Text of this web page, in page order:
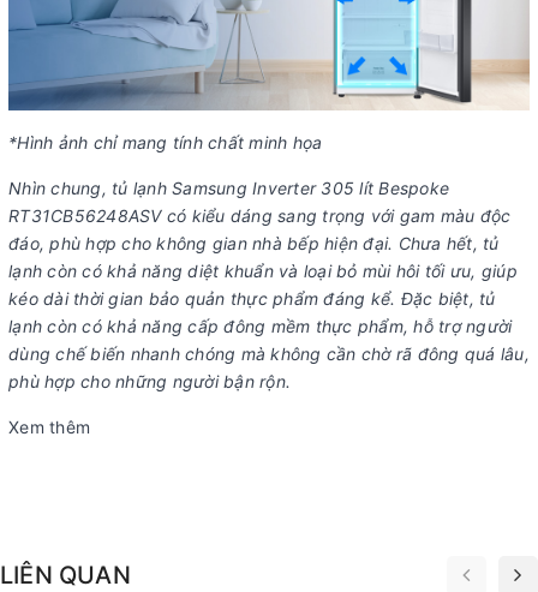
*Hình ảnh chỉ mang tính chất minh họa
Nhìn chung, tủ lạnh Samsung Inverter 305 lít Bespoke
RT31CB56248ASV có kiểu dáng sang trọng với gam màu độc
đáo, phù hợp cho không gian nhà bếp hiện đại. Chưa hết, tủ
lạnh còn có khả năng diệt khuẩn và loại bỏ mùi hôi tối ưu, giúp
kéo dài thời gian bảo quản thực phẩm đáng kể. Đặc biệt, tủ
lạnh còn có khả năng cấp đông mềm thực phẩm, hỗ trợ người
dùng chế biến nhanh chóng mà không cần chờ rã đông quá lâu,
phù hợp cho những người bận rộn.
Xem thêm
LIÊN QUAN